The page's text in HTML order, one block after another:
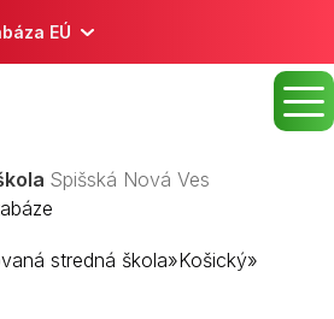
EÚ
Spišská Nová Ves
stredná škola»Košický»